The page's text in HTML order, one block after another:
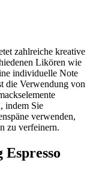
zahlreiche kreative
Likören wie
individuelle Note
die Verwendung von
indem Sie
verwenden,
zu verfeinern.